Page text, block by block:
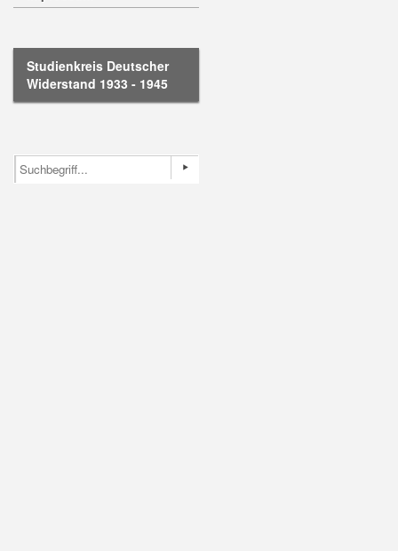
Studienkreis Deutscher
Widerstand 1933 - 1945